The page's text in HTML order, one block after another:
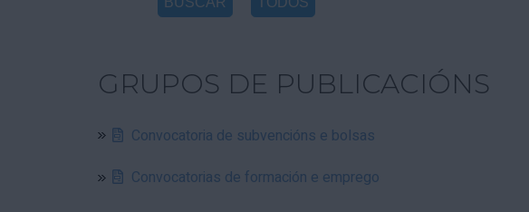
GRUPOS DE PUBLICACIÓNS
Convocatoria de subvencións e bolsas
Convocatorias de formación e emprego